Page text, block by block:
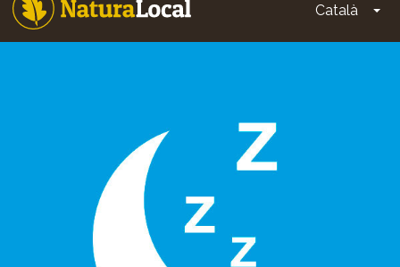
Català
Main